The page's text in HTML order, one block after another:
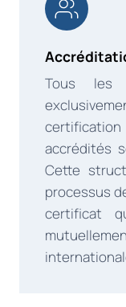
Tous les
accrédités
Cette
processus
certificat